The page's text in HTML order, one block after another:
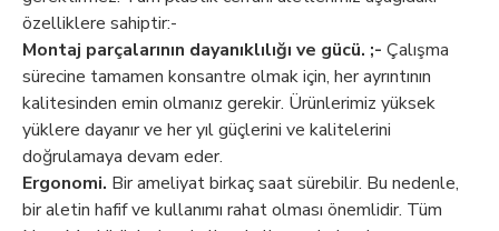
özelliklere sahiptir:-
Montaj parçalarının dayanıklılığı ve gücü. ;- Çalışma
sürecine tamamen konsantre olmak için, her ayrıntının
kalitesinden emin olmanız gerekir. Ürünlerimiz yüksek
yüklere dayanır ve her yıl güçlerini ve kalitelerini
doğrulamaya devam eder.
Ergonomi. Bir ameliyat birkaç saat sürebilir. Bu nedenle,
bir aletin hafif ve kullanımı rahat olması önemlidir. Tüm